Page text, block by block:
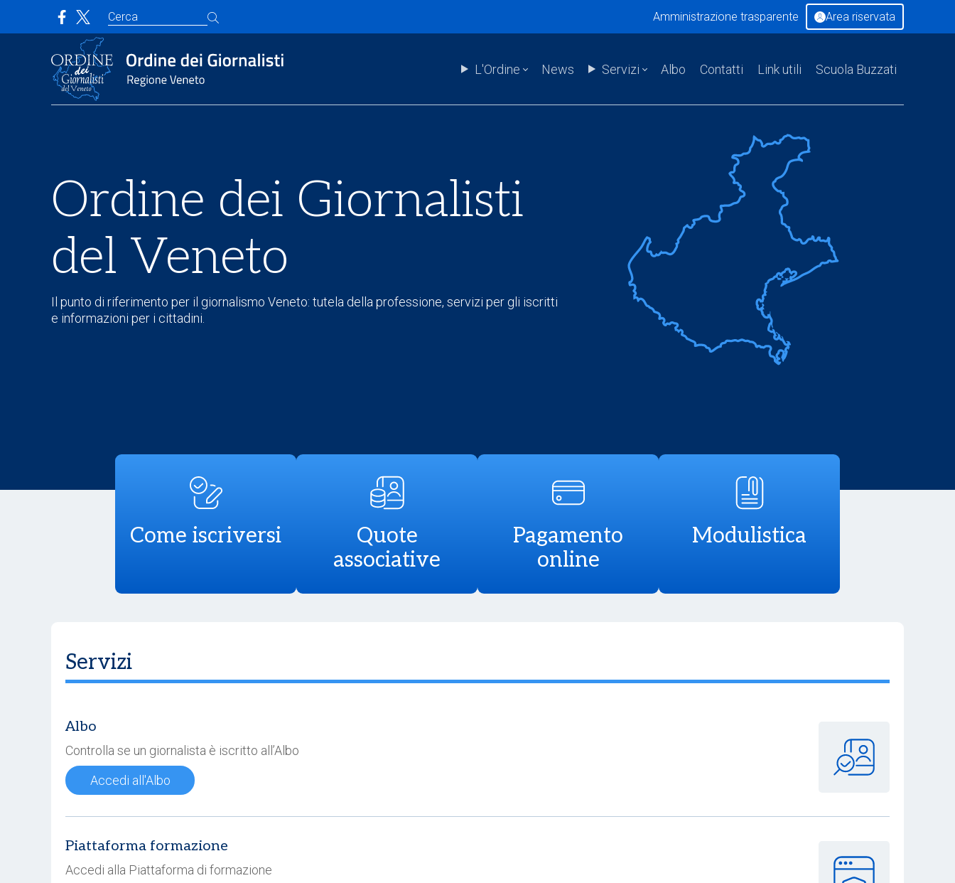
Amministrazione trasparente Area riservata
L'Ordine News Servizi Albo Contatti Link utili Scuola Buzzati
Ordine dei Giornalisti
del Veneto
Il punto di riferimento per il giornalismo Veneto: tutela della professione, servizi per gli iscritti
e informazioni per i cittadini.
Come iscriversi
Quote
associative
Pagamento
online
Modulistica
Servizi
Albo
Controlla se un giornalista è iscritto all’Albo
Accedi all'Albo
Piattaforma formazione
Accedi alla Piattaforma di formazione